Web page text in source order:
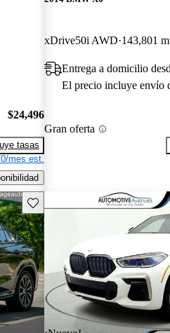
$24,496
tasas
mes est.
xDrive50i AWD 143,801
Entrega a domicilio
El precio incluye envío
Gran oferta
Guarda este Aviso